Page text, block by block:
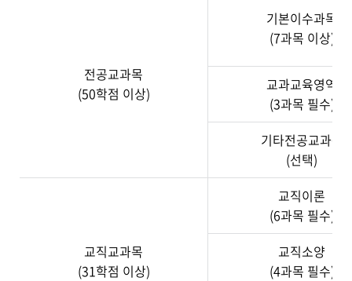
성인지교육
전공교과목
(50학점 이상)
기본이수과목
(7과목 이상)
교과교육영역
(3과목 필수)
기타전공교과목
(선택)
교직교과목
(31학점 이상)
교직이론
(6과목 필수)
교직소양
(4과목 필수)